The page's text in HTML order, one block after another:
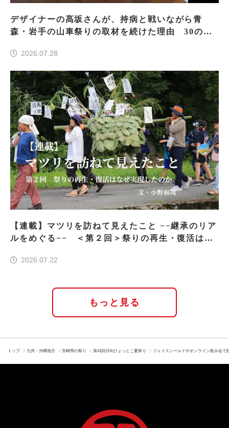
デザイナーの髙坂さんが、持病と戦いながら青
森・岩手の山車祭りの取材を続けた理由 30の山
2026.07.28
【連載】マツリを訪ねて見えたこと −−継承のリア
ルをめぐる−− ＜第２回＞祭りの再生・復活はな
2026.07.22
もっと見る
トップ 九州・沖縄地方 宮崎県の祭り 第41回日向ひょっとこ夏祭り フェイスシールドやオンライン飲み会で